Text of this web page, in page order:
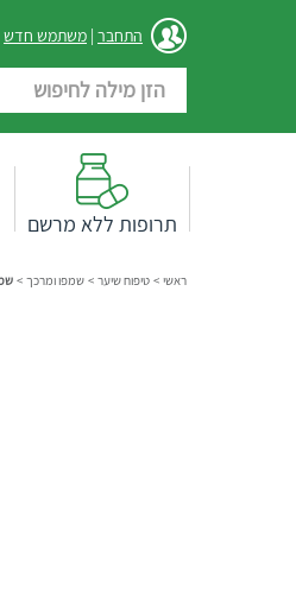
התחבר | משתמש חדש
תרופות ללא מרשם
ראשי > טיפוח שיער > שמפו ומרכך >